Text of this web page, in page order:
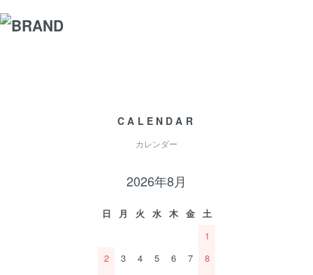
CALENDAR
カレンダー
2026年8月
日 月 火 水 木 金
土
1
2
3 4 5 6 7
8